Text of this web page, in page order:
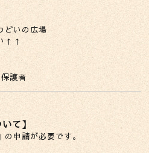
どいの広場
↑↑
護者
て】
の申請が必要です。